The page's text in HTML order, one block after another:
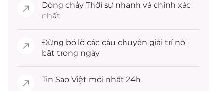
Dòng chảy Thời sự nhanh và chính xác
nhất
Đừng bỏ lỡ các câu chuyện giải trínổi
bật trong ngày
Tin Sao Việt mới nhất 24h